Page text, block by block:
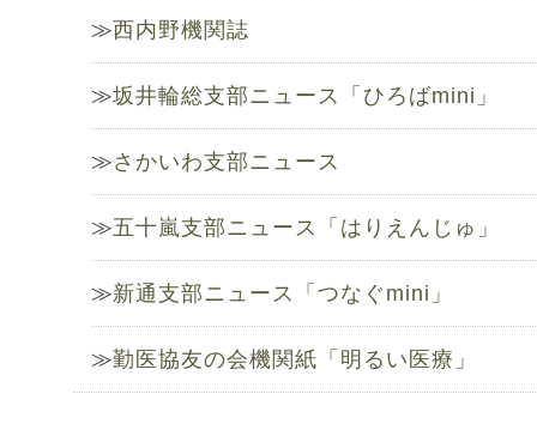
西内野機関誌
坂井輪総支部ニュース「ひろばmini」
さかいわ支部ニュース
五十嵐支部ニュース「はりえんじゅ」
新通支部ニュース「つなぐmini」
勤医協友の会機関紙「明るい医療」